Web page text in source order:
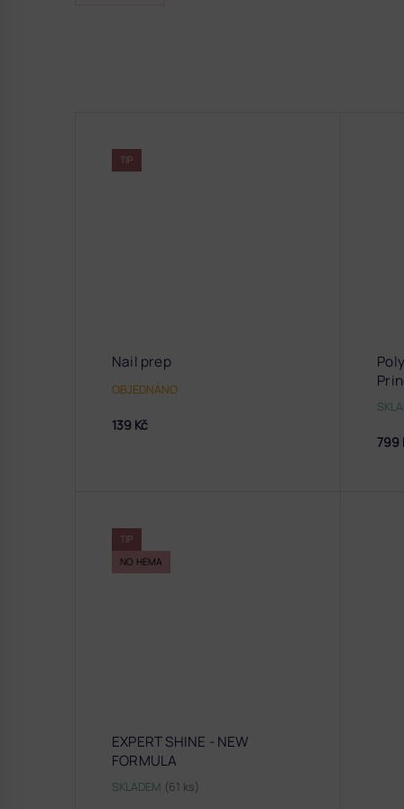
TIP
Nail prep
OBJEDNÁNO
139 Kč
799
TIP
NO HEMA
EXPERT SHINE - NEW
FORMULA
SKLADEM (61 ks)